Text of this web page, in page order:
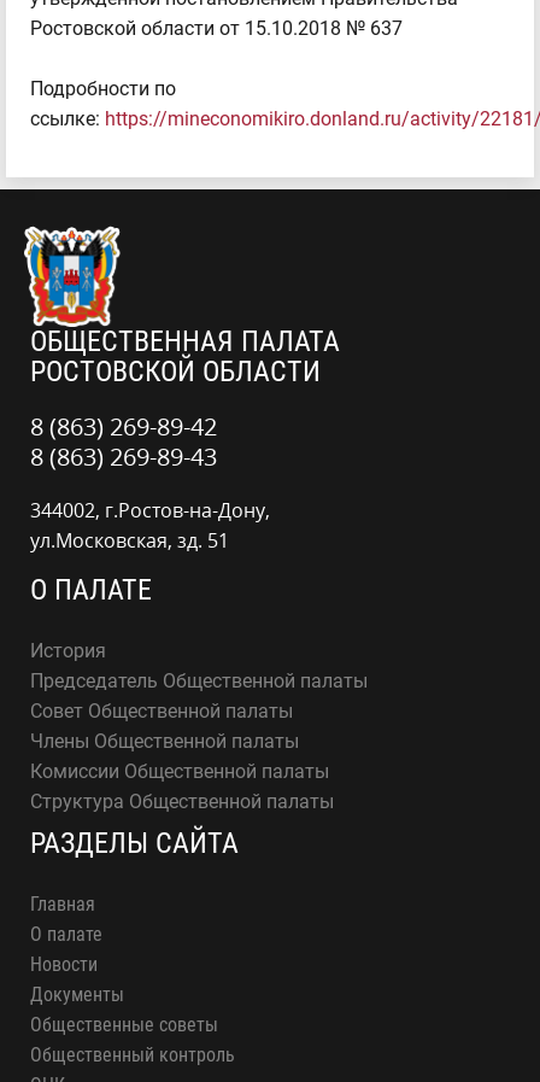
Ростовской области от 15.10.2018 № 637
Подробности по
ссылке: https://mineconomikiro.donland.ru/activity/
ОБЩЕСТВЕННАЯ ПАЛАТА
РОСТОВСКОЙ ОБЛАСТИ
8 (863) 269-89-42
8 (863) 269-89-43
344002, г.Ростов-на-Дону,
ул.Московская, зд. 51
О ПАЛАТЕ
История
Председатель Общественной палаты
Совет Общественной палаты
Члены Общественной палаты
Комиссии Общественной палаты
Структура Общественной палаты
РАЗДЕЛЫ САЙТА
Главная
О палате
Новости
Документы
Общественные советы
Общественный контроль